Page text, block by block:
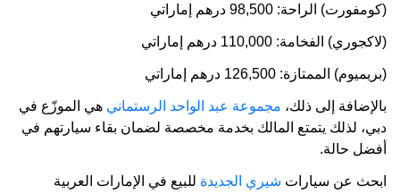
(كومفورت) الراحة: 98,500 درهم إماراتي
(لاكجوري) الفخامة: 110,000 درهم إماراتي
(بريميوم) الممتازة: 126,500 درهم إماراتي
بالإضافة إلى ذلك، مجموعة عبد الواحد الرستماني هي الموزّع في
دبي، لذلك يتمتع المالك بخدمة مخصصة لضمان بقاء سيارتهم في
أفضل حالة.
ابحث عن سيارات شيري الجديدة للبيع في الإمارات العربية